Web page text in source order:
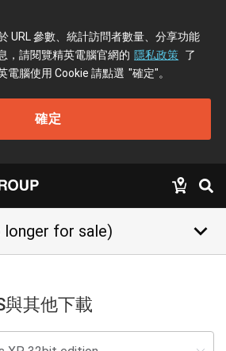
URL 參數、統計訪問者數量、分享功能
，請閱覽精英電腦官網的 隱私政策 了
電腦使用 Cookie 請點選 "確定"。
確定
longer for sale) keyboard_arrow_down
與其他下載